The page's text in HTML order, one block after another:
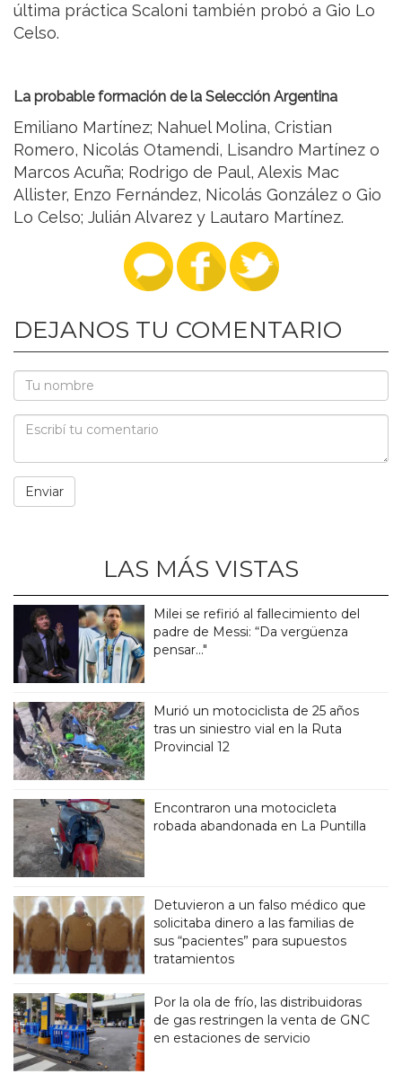
última práctica Scaloni también probó a Gio Lo
Celso.
La probable formación de la Selección Argentina
Emiliano Martínez; Nahuel Molina, Cristian
Romero, Nicolás Otamendi, Lisandro Martínez o
Marcos Acuña; Rodrigo de Paul, Alexis Mac
Allister, Enzo Fernández, Nicolás González o Gio
Lo Celso; Julián Alvarez y Lautaro Martínez.
DEJANOS TU COMENTARIO
LAS MÁS VISTAS
Milei se refirió al fallecimiento del
padre de Messi: “Da vergüenza
pensar..."
Murió un motociclista de 25 años
tras un siniestro vial en la Ruta
Provincial 12
Encontraron una motocicleta
robada abandonada en La Puntilla
Detuvieron a un falso médico que
solicitaba dinero a las familias de
sus “pacientes” para supuestos
tratamientos
Por la ola de frío, las distribuidoras
de gas restringen la venta de GNC
en estaciones de servicio